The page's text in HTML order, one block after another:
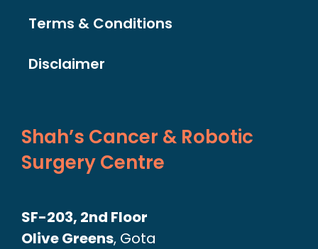
Terms & Conditions
Disclaimer
Shah’s Cancer & Robotic
Surgery Centre
SF-203, 2nd Floor
Olive Greens, Gota